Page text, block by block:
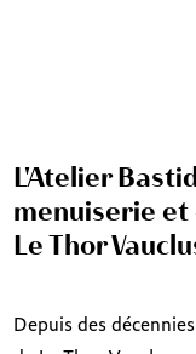
L'Atelier
menuiserie
Le Thor
Depuis des